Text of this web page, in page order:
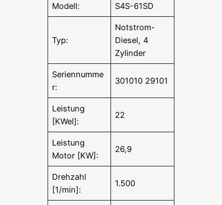
Modell: S4S-61SD
Typ:
Notstrom-
Diesel, 4
Zylinder
Seriennumme
r:
301010 29101
Leistung
[KWel]:
22
Leistung
Motor [KW]:
26,9
Drehzahl
[1/min]:
1.500